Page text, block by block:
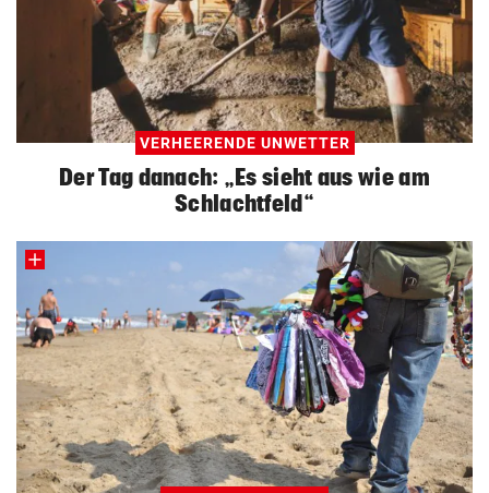
VERHEERENDE UNWETTER
Der Tag danach: „Es sieht aus wie am
Schlachtfeld“